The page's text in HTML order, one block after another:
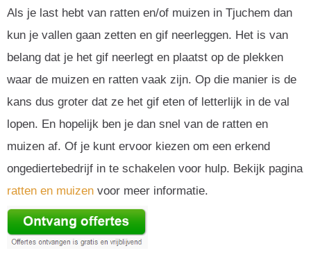
Als je last hebt van ratten en/of muizen in Tjuchem dan
kun je vallen gaan zetten en gif neerleggen. Het is van
belang dat je het gif neerlegt en plaatst op de plekken
waar de muizen en ratten vaak zijn. Op die manier is de
kans dus groter dat ze het gif eten of letterlijk in de val
lopen. En hopelijk ben je dan snel van de ratten en
muizen af. Of je kunt ervoor kiezen om een erkend
ongediertebedrijf in te schakelen voor hulp. Bekijk pagina
ratten en muizen voor meer informatie.